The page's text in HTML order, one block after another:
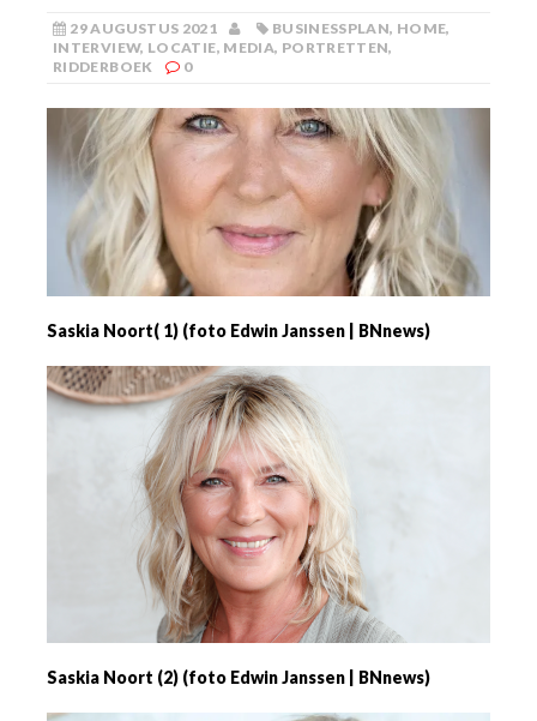
29 AUGUSTUS 2021 BUSINESSPLAN, HOME,
INTERVIEW, LOCATIE, MEDIA, PORTRETTEN,
RIDDERBOEK
0
Saskia Noort( 1) (foto Edwin Janssen | BNnews)
Saskia Noort (2) (foto Edwin Janssen | BNnews)